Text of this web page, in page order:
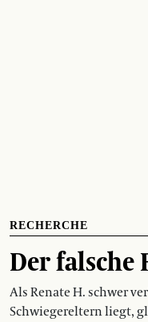
RECHERCHE
Der falsche
Als Renate H. schwer
Schwiegereltern liegt,